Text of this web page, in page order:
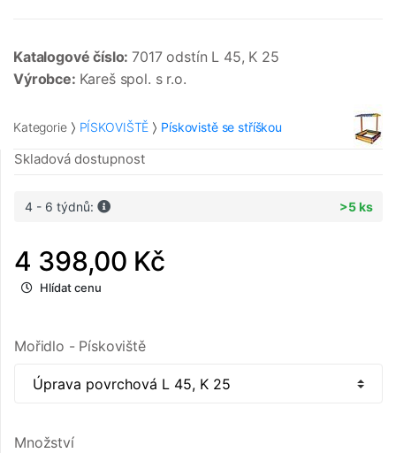
Katalogové číslo: 7017 odstín L 45, K 25
Výrobce: Kareš spol. s r.o.
Kategorie PÍSKOVIŠTĚ Pískovistě se stříškou
Skladová dostupnost
4 - 6 týdnů: >5 ks
4 398,00 Kč
Hlídat cenu
Mořidlo - Pískoviště
Množství